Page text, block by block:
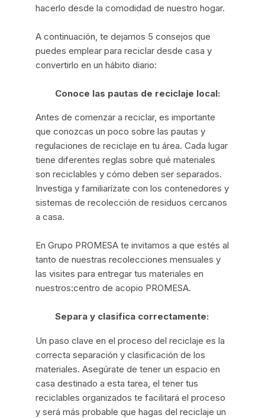
hacerlo desde la comodidad de nuestro hogar.
A continuación, te dejamos 5 consejos que
puedes emplear para reciclar desde casa y
convertirlo en un hábito diario:
Conoce las pautas de reciclaje local:
Antes de comenzar a reciclar, es importante
que conozcas un poco sobre las pautas y
regulaciones de reciclaje en tu área. Cada lugar
tiene diferentes reglas sobre qué materiales
son reciclables y cómo deben ser separados.
Investiga y familiarízate con los contenedores y
sistemas de recolección de residuos cercanos
a casa.
En Grupo PROMESA te invitamos a que estés al
tanto de nuestras recolecciones mensuales y
las visites para entregar tus materiales en
nuestros:centro de acopio PROMESA.
Separa y clasifica correctamente:
Un paso clave en el proceso del reciclaje es la
correcta separación y clasificación de los
materiales. Asegúrate de tener un espacio en
casa destinado a esta tarea, el tener tus
reciclables organizados te facilitará el proceso
y será más probable que hagas del reciclaje un